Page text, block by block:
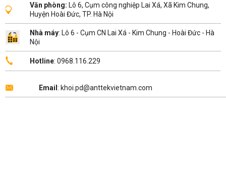
Văn phòng: Lô 6, Cụm công nghiệp Lai Xá, Xã Kim Chung,
Huyện Hoài Đức, TP. Hà Nội
Nhà máy: Lô 6 - Cụm CN Lai Xá - Kim Chung - Hoài Đức - Hà
Nội
Hotline: 0968.116.229
Email: khoi.pd@anttekvietnam.com